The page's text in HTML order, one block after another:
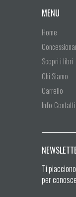
MENU
Home
Scopri i libri
Chi Siamo
Carrello
Info-Contatti
Ti
per